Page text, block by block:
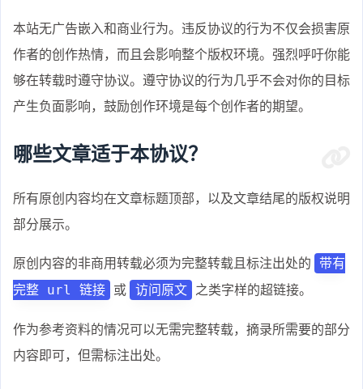
本站无广告嵌入和商业行为。违反协议的行为不仅会损害原
作者的创作热情，而且会影响整个版权环境。强烈呼吁你能
够在转载时遵守协议。遵守协议的行为几乎不会对你的目标
产生负面影响，鼓励创作环境是每个创作者的期望。
哪些文章适于本协议？
所有原创内容均在文章标题顶部，以及文章结尾的版权说明
部分展示。
原创内容的非商用转载必须为完整转载且标注出处的 带有
完整 url 链接 或 访问原文 之类字样的超链接。
作为参考资料的情况可以无需完整转载，摘录所需要的部分
内容即可，但需标注出处。